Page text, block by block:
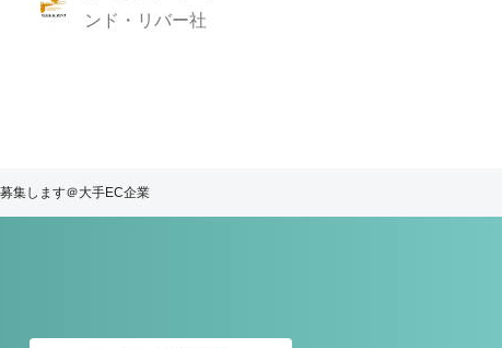
ンド・リバー社
集します＠大手EC企業